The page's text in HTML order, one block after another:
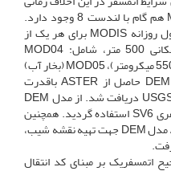
کم امکان استفاده از اطلاعات MODIS هم گام با لندست 8 وجود دارد.
همچنین در این پژوهش از سه محصول روزانه MODIS برای هر یک از
تصاویر لندست 8 باقدرت تفکیک مکانی 500 متر، شامل: MOD04
(ضخامت نوری ذرات معلق در محدودۀ 550 میکرومتر)، MOD05 (بخار آب)
و MOD07 (ازن کل)، استفاده شد. DEM حاصل از ASTER باقدرت
تفکیک مکانی 30 متر از سایت جهانی USGS دریافت شد. از مدل DEM
به‌طور مستقیم در روش تصحیح اتمسفری SV6 استفاده گردید. همچنین
برای روش تصحیح اثر اتمسفر ATCOR مدل DEM جهت تهیه نقشه شیب،
اتمسفریک بر مبنای کد انتقال